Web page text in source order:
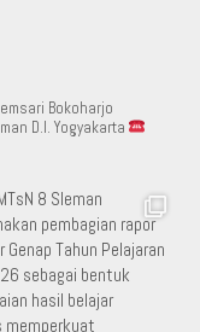
Bokoharjo
D.I. Yogyakarta